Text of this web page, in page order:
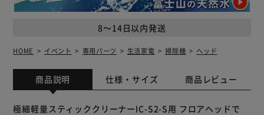
8～14日以内発送
HOME イベント 専用パーツ 生活家電 掃除機 ヘッド
商品説明 仕様・サイズ 商品レビュー
極細軽量スティッククリーナーIC-S2-S用 フロアヘッドで